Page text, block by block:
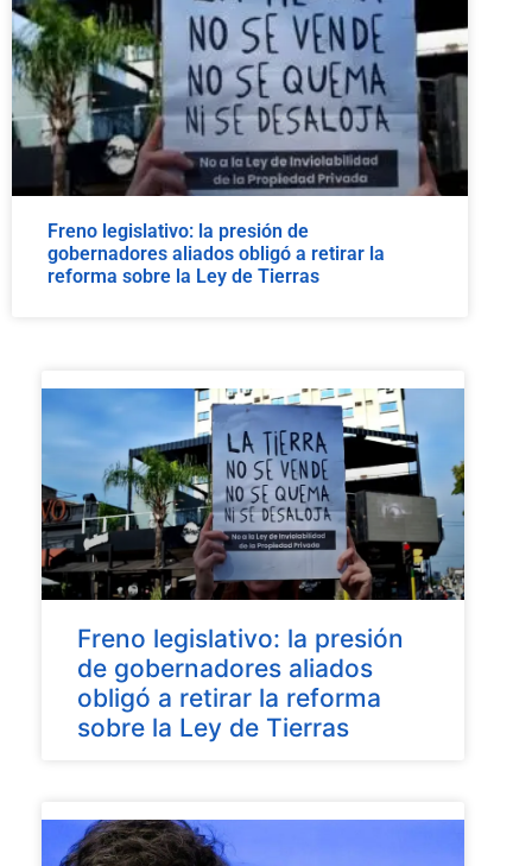
Freno legislativo: la presión de
gobernadores aliados obligó a retirar la
reforma sobre la Ley de Tierras
Freno legislativo: la presión
de gobernadores aliados
obligó a retirar la reforma
sobre la Ley de Tierras